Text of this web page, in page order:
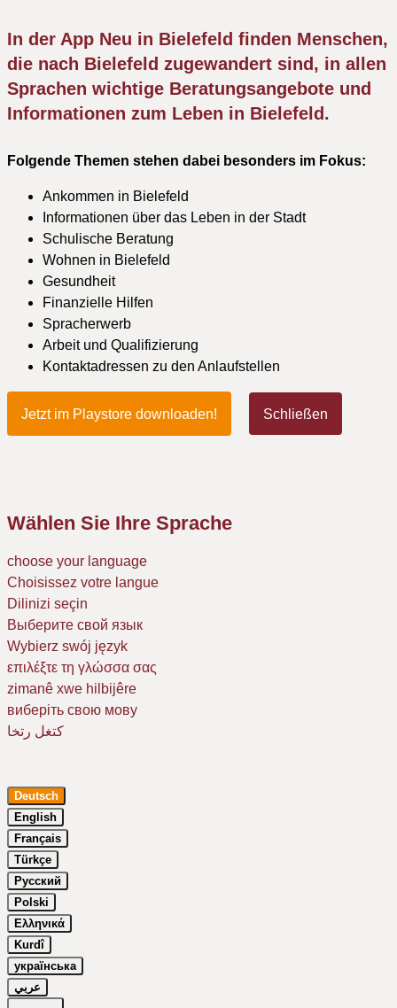
In der App Neu in Bielefeld finden Menschen,
die nach Bielefeld zugewandert sind, in allen
Sprachen wichtige Beratungsangebote und
Informationen zum Leben in Bielefeld.
Folgende Themen stehen dabei besonders im Fokus:
Ankommen in Bielefeld
Informationen über das Leben in der Stadt
Schulische Beratung
Wohnen in Bielefeld
Gesundheit
Finanzielle Hilfen
Spracherwerb
Arbeit und Qualifizierung
Kontaktadressen zu den Anlaufstellen
Jetzt im Playstore downloaden! Schließen
Wählen Sie Ihre Sprache
choose your language
Choisissez votre langue
Dilinizi seçin
Выберите свой язык
Wybierz swój język
επιλέξτε τη γλώσσα σας
zimanê xwe hilbijêre
виберіть свою мову
كتغل رتخا
Deutsch
English
Français
Türkçe
Русский
Polski
Ελληνικά
Kurdî
українська
عربي
Um Ihr Erlebnis auf unserer Website zu verbessern, verwenden wir
Cookies. Dazu benötigen wir Ihre Einwilligung. Erfahren Sie mehr in
unsererDatenschutzerklärung
Google Maps